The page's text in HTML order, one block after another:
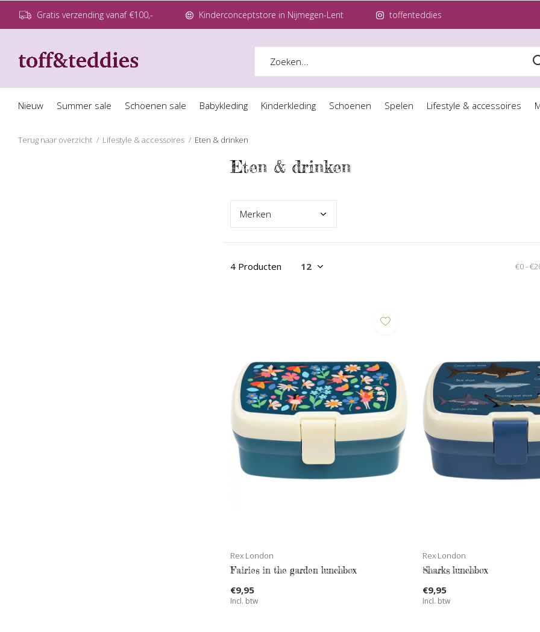
Nieuw Summer sale Schoenen sale Babykleding Kinderkleding Schoenen Spelen Lifestyle & accessoires
Gratis verzending vanaf €100,- Kinderconceptstore in Nijmegen-Lent toffenteddies
Terug naar overzicht Lifestyle & accessoires Eten & drinken
Eten & drinken
Merken
4 Producten €0-
Rex London
Fairies in the garden lunchbox
€9,95
Incl. btw
Rex London
Sharks lunchbox
€9,95
Incl. btw